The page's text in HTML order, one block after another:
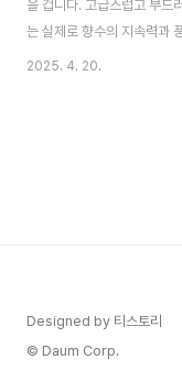
을 겁니다. 고급스럽고 부드
는 실제로 향수의 지속력과
은 머스크가 정확히 무엇인
경우가 많죠. 이 글에서는
2025. 4. 20.
Designed by 티스토리
© Daum Corp.